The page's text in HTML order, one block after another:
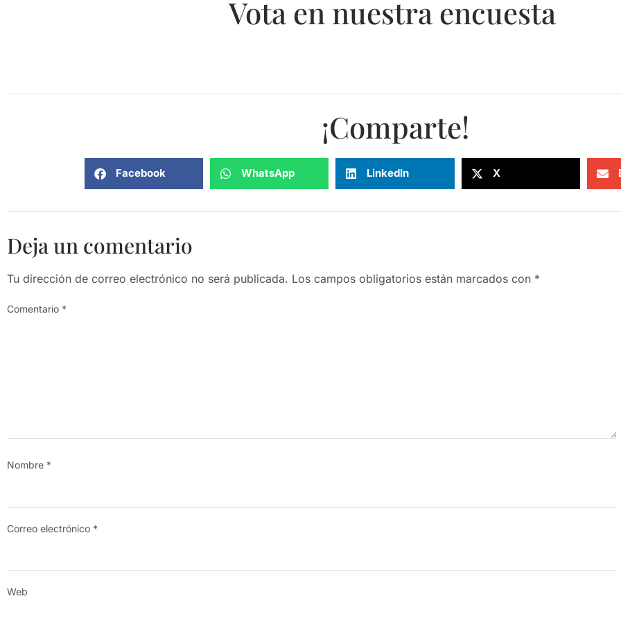
Vota en nuestra encuesta
¡Comparte!
Facebook WhatsApp LinkedIn X
Deja un comentario
Tu dirección de correo electrónico no será publicada. Los campos obligatorios están marcados con *
Comentario *
Nombre *
Correo electrónico *
Web